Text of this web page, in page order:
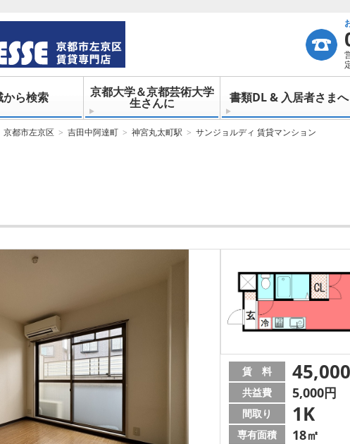
から検索 京都大学＆京都芸術大学
生さんに 書類DL & 入居者さまへ
京都市左京区 吉田中阿達町 神宮丸太町駅 サンジョルディ 賃貸マンション
賃 料 45,000
共益費 5,000円
間取り 1K
専有面積 18㎡